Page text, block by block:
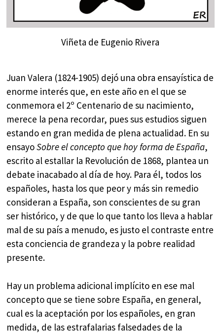
Viñeta de Eugenio Rivera
Juan Valera (1824-1905) dejó una obra ensayística de
enorme interés que, en este año en el que se
conmemora el 2º Centenario de su nacimiento,
merece la pena recordar, pues sus estudios siguen
estando en gran medida de plena actualidad. En su
ensayoSobre el concepto que hoy forma de España,
escrito al estallar la Revolución de 1868, plantea un
debate inacabado al día de hoy. Para él, todos los
españoles, hasta los que peor y más sin remedio
consideran a España, son conscientes de su gran
ser histórico, y de que lo que tanto los lleva a hablar
mal de su país a menudo, es justo el contraste entre
esta conciencia de grandeza y la pobre realidad
presente.
Hay un problema adicional implícito en ese mal
concepto que se tiene sobre España, en general,
cual es la aceptación por los españoles, en gran
medida, de las estrafalarias falsedades de la